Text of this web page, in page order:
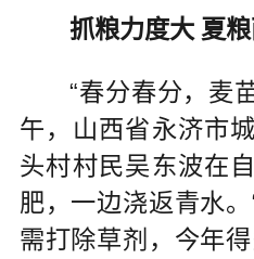
抓粮力度大 夏
“春分春分，麦
午，山西省永济市
头村村民吴东波在
肥，一边浇返青水
需打除草剂，今年